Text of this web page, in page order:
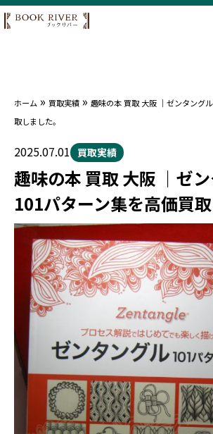
大阪府
神奈川
東京都
ホーム » 買取実績 » 趣味の本 買取 大阪 ｜ゼンタング
取しました。
2025.07.01 買取実績
趣味の本 買取 大阪 ｜ゼ
101パターン集を高価買取